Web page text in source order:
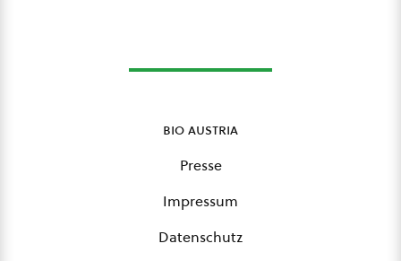
bio austria
Presse
Impressum
Datenschutz